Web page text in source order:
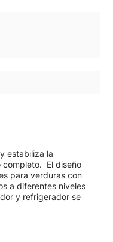
estabiliza la
El diseño
para verduras con
a diferentes niveles
y refrigerador se